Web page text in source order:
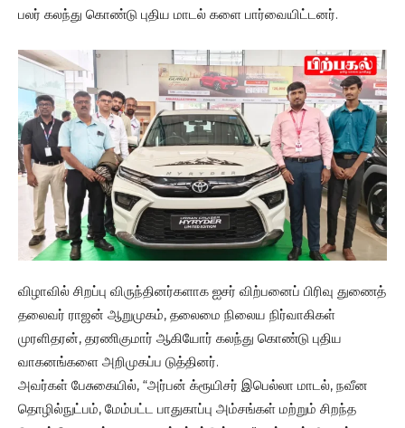
பலர் கலந்து கொண்டு புதிய மாடல் களை பார்வையிட்டனர்.
விழாவில் சிறப்பு விருந்தினர்களாக ஐசர் விற்பனைப் பிரிவு துணைத்
தலைவர் ராஜன் ஆறுமுகம், தலைமை நிலைய நிர்வாகிகள்
முரளிதரன், தரணிகுமார் ஆகியோர் கலந்து கொண்டு புதிய
வாகனங்களை அறிமுகப்ப டுத்தினர்.
அவர்கள் பேசுகையில், “அர்பன் க்ரூயிசர் இபெல்லா மாடல், நவீன
தொழில்நுட்பம், மேம்பட்ட பாதுகாப்பு அம்சங்கள் மற்றும் சிறந்த